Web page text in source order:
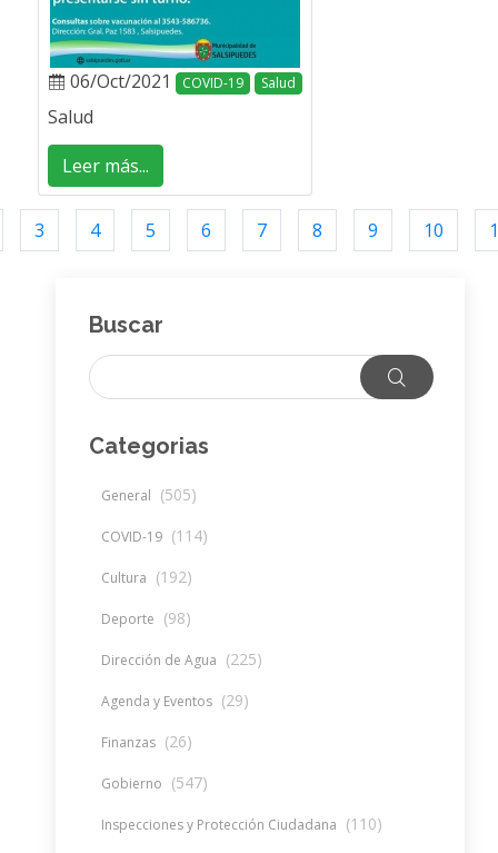
06/Oct/2021 COVID-19 Salud
Salud
Leer más...
3 4 5 6 7 8 9 10
Buscar
Categorias
General (505)
COVID-19 (114)
Cultura (192)
Deporte (98)
Dirección de Agua (225)
Agenda y Eventos (29)
Finanzas (26)
Gobierno (547)
Inspecciones y Protección Ciudadana (110)